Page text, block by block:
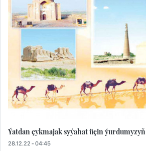
Ýatdan çykmajak syýahat üçin
28.12.22 - 04:45